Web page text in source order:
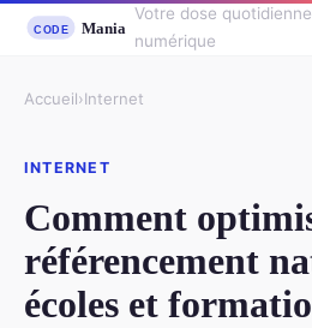
Votre dose
numérique
Accueil›Internet
INTERNET
Comment
référencement
écoles et